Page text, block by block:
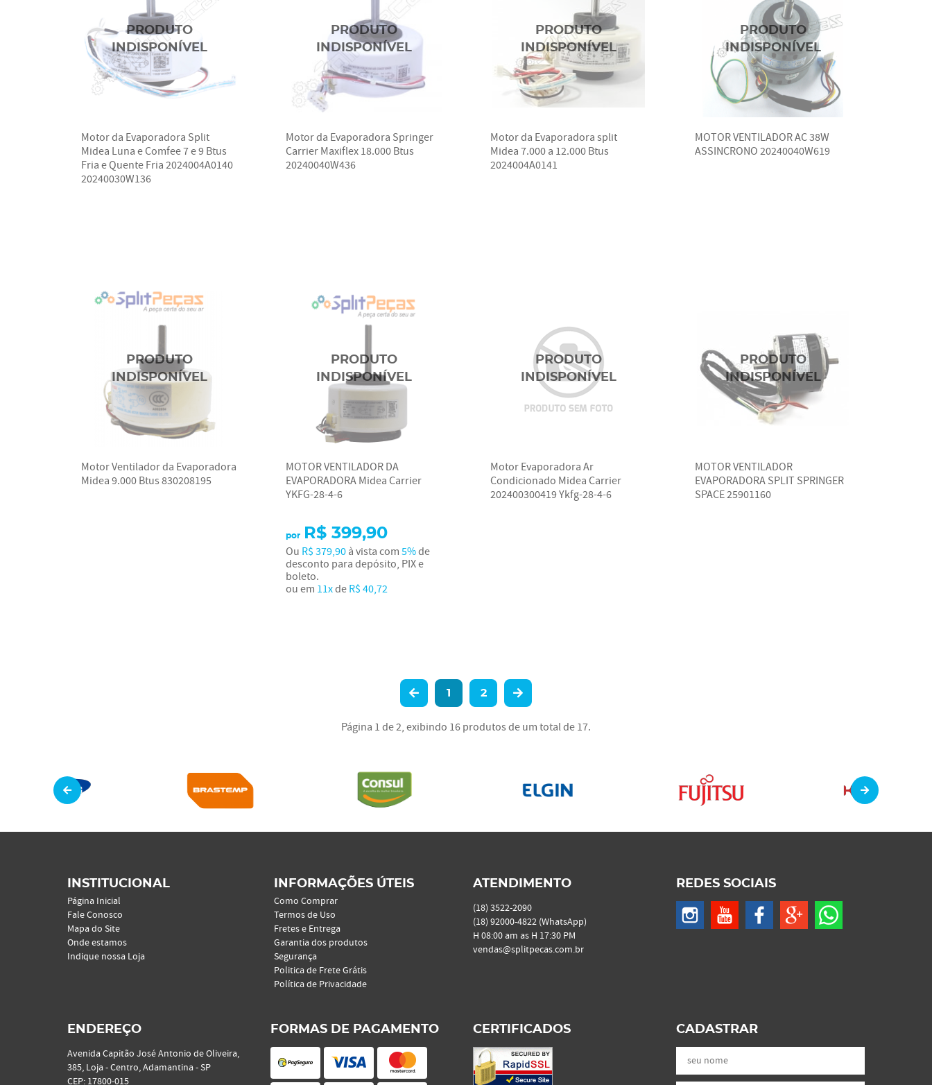
Motor da Evaporadora Split
Midea Luna e Comfee 7 e 9 Btus
Fria e Quente Fria 2024004A0140
20240030W136
Motor da Evaporadora Springer
Carrier Maxiflex 18.000 Btus
20240040W436
Motor da Evaporadora split
Midea 7.000 a 12.000 Btus
2024004A0141
MOTOR VENTILADOR AC 38W
ASSINCRONO 20240040W619
Motor Ventilador da Evaporadora
Midea 9.000 Btus 830208195
MOTOR VENTILADOR DA
EVAPORADORA Midea Carrier
YKFG-28-4-6
por R$ 399,90
Ou R$ 379,90à vista com5%de
desconto para depósito, PIX e
boleto.
ou em 11xdeR$ 40,72
Motor Evaporadora Ar
Condicionado Midea Carrier
202400300419 Ykfg-28-4-6
MOTOR VENTILADOR
EVAPORADORA SPLIT SPRINGER
SPACE 25901160
1 2
Página 1 de 2, exibindo 16 produtos de um total de 17.
INSTITUCIONAL
Página Inicial
Fale Conosco
Mapa do Site
Onde estamos
Indique nossa Loja
INFORMAÇÕES ÚTEIS
Como Comprar
Termos de Uso
Fretes e Entrega
Garantia dos produtos
Segurança
Politica de Frete Grátis
Política de Privacidade
ATENDIMENTO
(18) 3522-2090
(18) 92000-4822 (WhatsApp)
H 08:00 am as H 17:30 PM
vendas@splitpecas.com.br
REDES SOCIAIS
ENDEREÇO
Avenida Capitão José Antonio de Oliveira,
385, Loja-Centro, Adamantina-SP
CEP: 17800-015
FORMAS DE PAGAMENTO CERTIFICADOS CADASTRAR